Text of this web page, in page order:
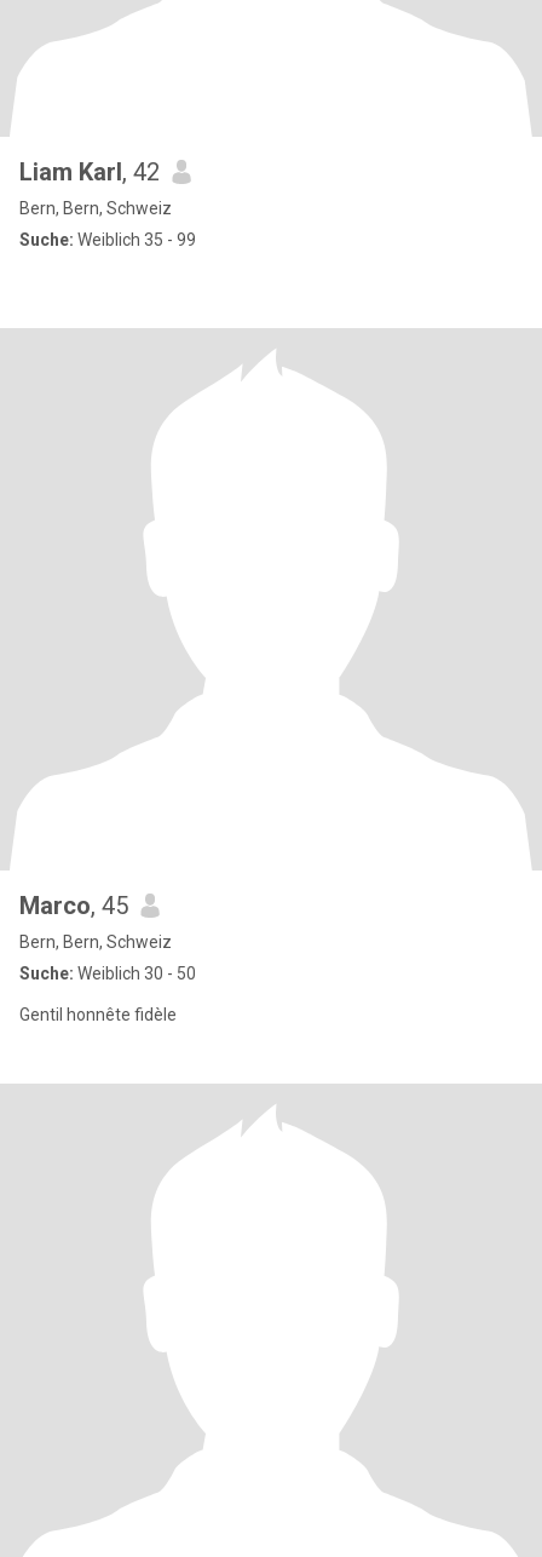
Liam Karl, 42
Bern, Bern, Schweiz
Suche: Weiblich 35 - 99
Marco, 45
Bern, Bern, Schweiz
Suche: Weiblich 30 - 50
Gentil honnête fidèle